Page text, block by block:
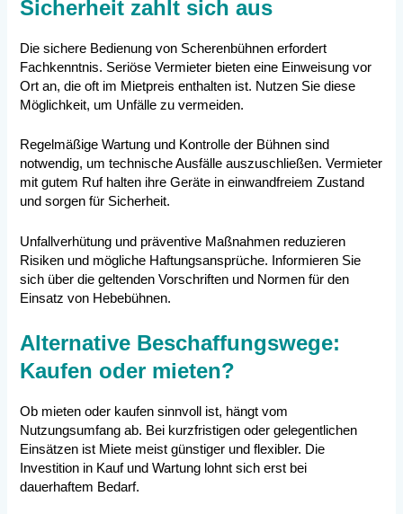
Sicherheit zahlt sich aus
Die sichere Bedienung von Scherenbühnen erfordert
Fachkenntnis. Seriöse Vermieter bieten eine Einweisung vor
Ort an, die oft im Mietpreis enthalten ist. Nutzen Sie diese
Möglichkeit, um Unfälle zu vermeiden.
Regelmäßige Wartung und Kontrolle der Bühnen sind
notwendig, um technische Ausfälle auszuschließen. Vermieter
mit gutem Ruf halten ihre Geräte in einwandfreiem Zustand
und sorgen für Sicherheit.
Unfallverhütung und präventive Maßnahmen reduzieren
Risiken und mögliche Haftungsansprüche. Informieren Sie
sich über die geltenden Vorschriften und Normen für den
Einsatz von Hebebühnen.
Alternative Beschaffungswege:
Kaufen oder mieten?
Ob mieten oder kaufen sinnvoll ist, hängt vom
Nutzungsumfang ab. Bei kurzfristigen oder gelegentlichen
Einsätzen ist Miete meist günstiger und flexibler. Die
Investition in Kauf und Wartung lohnt sich erst bei
dauerhaftem Bedarf.